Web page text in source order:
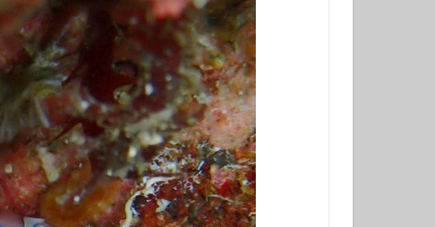
ビング受付中
ファンダイブ
ウシ
フチドリハナダイ幼魚
ベニゴンベ
ハゼ
ボブサンウミウウシ
マイワシの群れ
マグロ
マツバギンポ
ミウシ
ミナミギンポ
メガネゴンベ幼魚
モヨウフグ
モリアオガエル